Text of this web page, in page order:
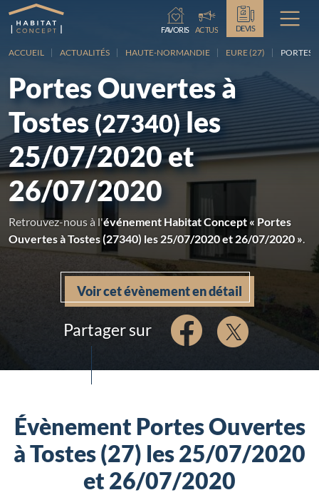
Chargement...
FAVORIS
ACTUS DEVIS
ACCUEIL ACTUALITÉS HAUTE-NORMANDIE EURE (27) PORTES
Portes Ouvertes à
Tostes (27340)les
25/07/2020 et
26/07/2020
Retrouvez-nous à l'événement Habitat Concept « Portes
Ouvertes à Tostes (27340) les 25/07/2020 et 26/07/2020 ».
Voir cet évènement en détail
Partager sur
Évènement Portes Ouvertes
à Tostes (27) les 25/07/2020
et 26/07/2020